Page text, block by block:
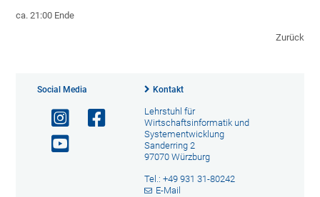
ca. 21:00 Ende
Zurück
Social Media Kontakt
Lehrstuhl für
Wirtschaftsinformatik und
Systementwicklung
Sanderring 2
97070 Würzburg
Tel.: +49 931 31-80242
E-Mail